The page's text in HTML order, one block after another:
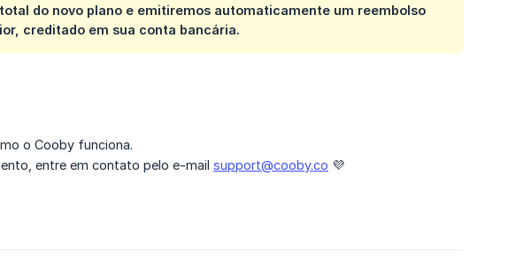
do novo plano e emitiremos automaticamente um reembolso
creditado em sua conta bancária.
o Cooby funciona.
entre em contato pelo e-mail support@cooby.co 💜